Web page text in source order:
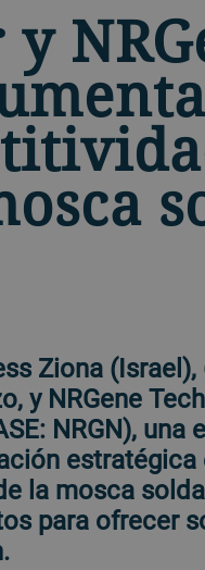
Ziona
y NRGene
NRGN),
la mosca
para ofrecer